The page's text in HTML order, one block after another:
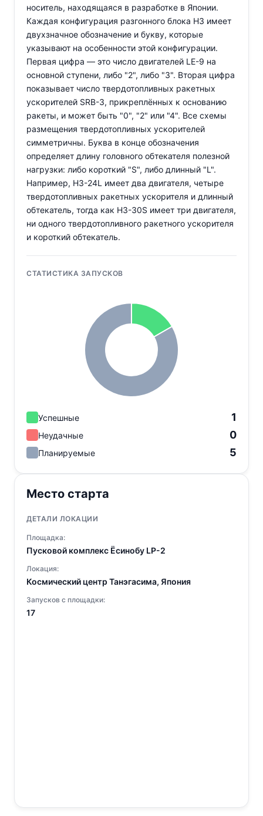
носитель, находящаяся в разработке в Японии.
Каждая конфигурация разгонного блока H3 имеет
двухзначное обозначение и букву, которые
указывают на особенности этой конфигурации.
Первая цифра — это число двигателей LE-9 на
основной ступени, либо "2", либо "3". Вторая цифра
показывает число твердотопливных ракетных
ускорителей SRB-3, прикреплённых к основанию
ракеты, и может быть "0", "2" или "4". Все схемы
размещения твердотопливных ускорителей
симметричны. Буква в конце обозначения
определяет длину головного обтекателя полезной
нагрузки: либо короткий "S", либо длинный "L".
Например, H3-24L имеет два двигателя, четыре
твердотопливных ракетных ускорителя и длинный
обтекатель, тогда как H3-30S имеет три двигателя,
ни одного твердотопливного ракетного ускорителя
и короткий обтекатель.
СТАТИСТИКА ЗАПУСКОВ
Успешные 1
Неудачные 0
Планируемые 5
Место старта
ДЕТАЛИ ЛОКАЦИИ
Площадка:
Пусковой комплекс Ёсинобу LP-2
Локация:
Космический центр Танэгасима, Япония
Запусков с площадки:
17